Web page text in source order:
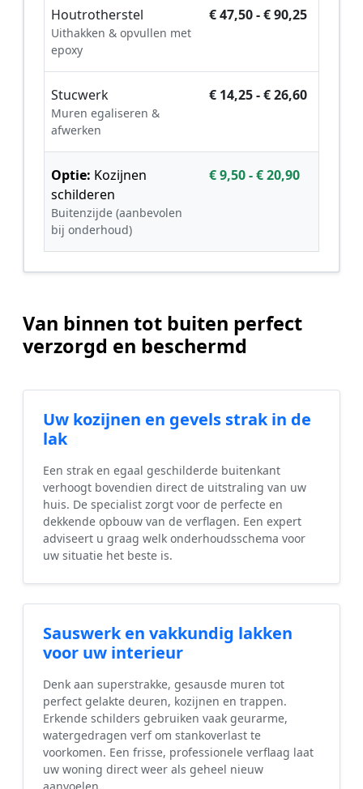
Houtrotherstel
Uithakken & opvullen met
epoxy
€ 47,50 - € 90,25
Stucwerk
Muren egaliseren &
afwerken
€ 14,25 - € 26,60
Optie: Kozijnen
schilderen
Buitenzijde (aanbevolen
bij onderhoud)
€ 9,50 - € 20,90
Van binnen tot buiten perfect
verzorgd en beschermd
Uw kozijnen en gevels strak in de
lak
Een strak en egaal geschilderde buitenkant
verhoogt bovendien direct de uitstraling van uw
huis. De specialist zorgt voor de perfecte en
dekkende opbouw van de verflagen. Een expert
adviseert u graag welk onderhoudsschema voor
uw situatie het beste is.
Sauswerk en vakkundig lakken
voor uw interieur
Denk aan superstrakke, gesausde muren tot
perfect gelakte deuren, kozijnen en trappen.
Erkende schilders gebruiken vaak geurarme,
watergedragen verf om stankoverlast te
voorkomen. Een frisse, professionele verflaag laat
uw woning direct weer als geheel nieuw